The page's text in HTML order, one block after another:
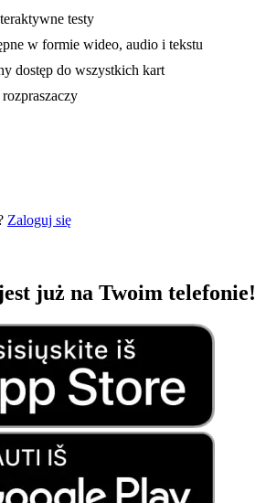
testy
w formie wideo, audio i tekstu
dostęp do wszystkich kart
Zaloguj się
już na Twoim telefonie!